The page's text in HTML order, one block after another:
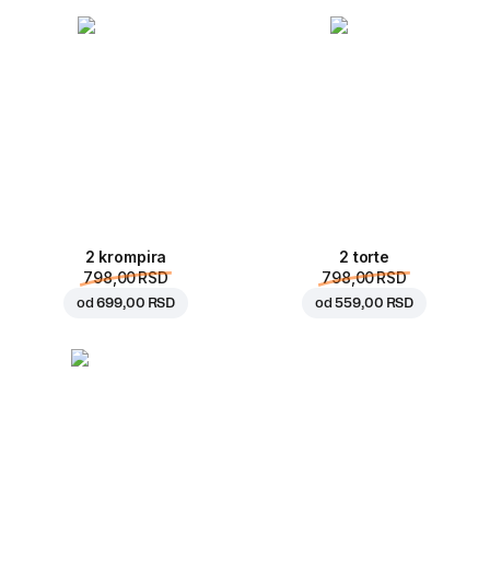
2 krompira
798,00 RSD
od699,00 RSD
2 torte
798,00 RSD
od559,00 RSD